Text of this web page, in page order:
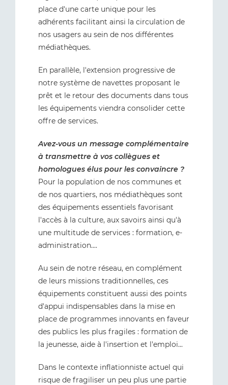
place d'une carte unique pour les
adhérents facilitant ainsi la circulation de
nos usagers au sein de nos différentes
médiathèques.
En parallèle, l'extension progressive de
notre système de navettes proposant le
prêt et le retour des documents dans tous
les équipements viendra consolider cette
offre de services.
Avez-vous un message complémentaire
à transmettre à vos collègues et
homologues élus pour les convaincre ?
Pour la population de nos communes et
de nos quartiers, nos médiathèques sont
des équipements essentiels favorisant
l'accès à la culture, aux savoirs ainsi qu'à
une multitude de services : formation, e-
administration....
Au sein de notre réseau, en complément
de leurs missions traditionnelles, ces
équipements constituent aussi des points
d'appui indispensables dans la mise en
place de programmes innovants en faveur
des publics les plus fragiles : formation de
la jeunesse, aide à l'insertion et l'emploi...
Dans le contexte inflationniste actuel qui
risque de fragiliser un peu plus une partie